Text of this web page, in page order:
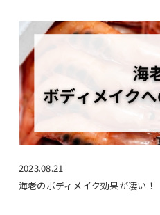
2023.08.21
海老のボディメイク効果が凄い！